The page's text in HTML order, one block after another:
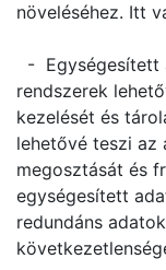
növeléséhez. Itt
- Egységesített
rendszerek
kezelését és
lehetővé teszi az
megosztását és
egységesített
redundáns